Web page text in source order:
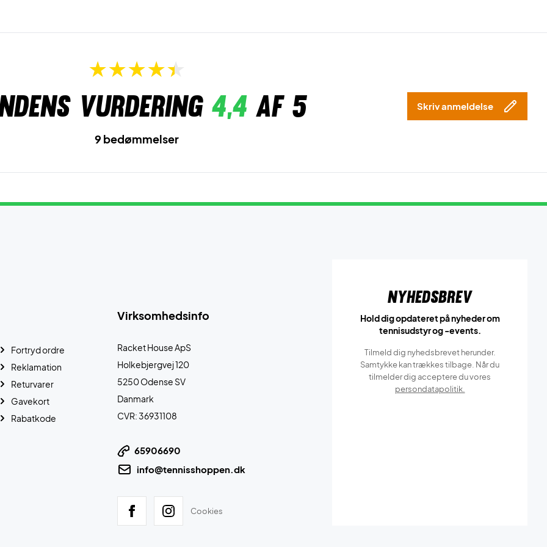
vurdering 4,4af 5 Skriv anmeldelse
9 bedømmelser
Virksomhedsinfo
Racket House ApS
Holkebjergvej 120
5250 Odense SV
Danmark
CVR: 36931108
65906690
info@tennisshoppen.dk
Cookies
Fortryd ordre
Reklamation
Returvarer
Gavekort
Rabatkode
Nyhedsbrev
Hold dig opdateret på nyheder om
tennisudstyr og -events.
Tilmeld dig nyhedsbrevet herunder.
Samtykke kan trækkes tilbage. Når du
tilmelder dig acceptere du vores
persondatapolitik.